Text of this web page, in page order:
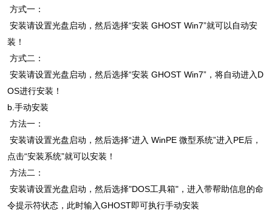
方式一：
安装请设置光盘启动，然后选择“安装 GHOST Win7”就可以自动安
装！
方式二：
安装请设置光盘启动，然后选择“安装 GHOST Win7”，将自动进入D
OS进行安装！
b.手动安装
方法一：
安装请设置光盘启动，然后选择“进入 WinPE 微型系统”进入PE后，
点击“安装系统”就可以安装！
方法二：
安装请设置光盘启动，然后选择"DOS工具箱"，进入带帮助信息的命
令提示符状态，此时输入GHOST即可执行手动安装